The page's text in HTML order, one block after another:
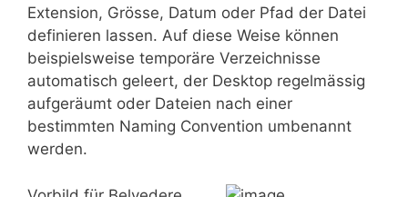
Extension, Grösse, Datum oder Pfad der Datei
definieren lassen. Auf diese Weise können
beispielsweise temporäre Verzeichnisse
automatisch geleert, der Desktop regelmässig
aufgeräumt oder Dateien nach einer
bestimmten Naming Convention umbenannt
werden.